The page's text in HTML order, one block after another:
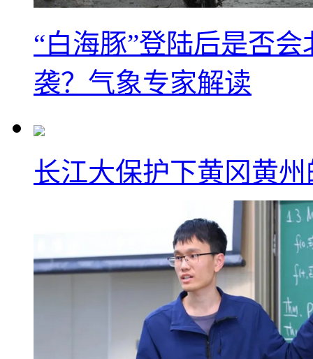
“白海豚”登陆后是否
袭？气象专家解读
长江大保护下黄冈黄